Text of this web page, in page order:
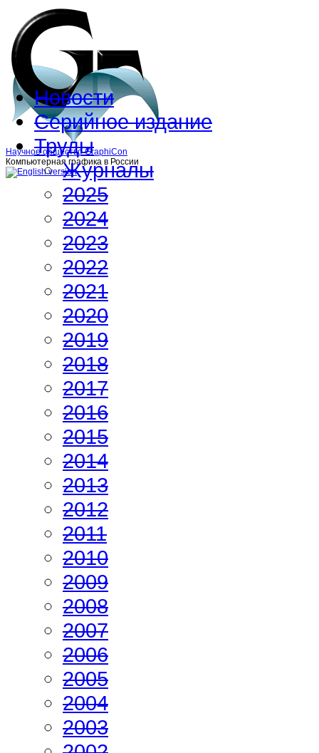
Научное общество GraphiCon
Компьютерная графика в России
Новости
Серийное издание
Труды
Журналы
2025
2024
2023
2022
2021
2020
2019
2018
2017
2016
2015
2014
2013
2012
2011
2010
2009
2008
2007
2006
2005
2004
2003